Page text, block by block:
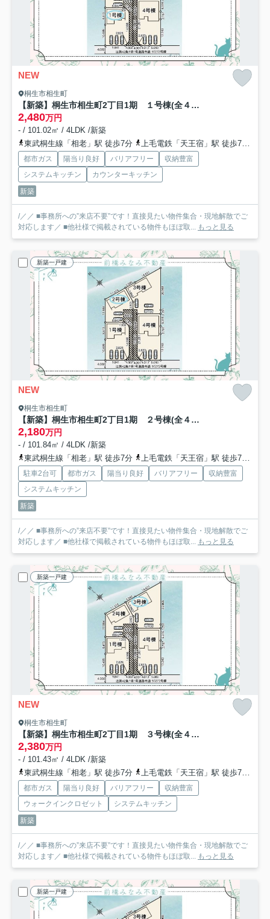
NEW
桐生市相生町
【新築】桐生市相生町2丁目1期 １号棟(全４棟) リナージュ 新築建売分譲
2,480万円
- / 101.02㎡ / 4LDK /新築
東武桐生線「相老」駅 徒歩7分
上毛電鉄「天王宿」駅 徒歩7分
都市ガス 陽当り良好 バリアフリー
収納豊富
システムキッチン
カウンターキッチン
新築
/／／ ■事務所への”来店不要”です！直接見たい物件集合・現地解散でご
対応します／ ■他社様で掲載されている物件もほぼ取... もっと見る
新築一戸建
NEW
桐生市相生町
【新築】桐生市相生町2丁目1期 ２号棟(全４棟) リナージュ 新築建売分譲
2,180万円
- / 101.84㎡ / 4LDK /新築
東武桐生線「相老」駅 徒歩7分
上毛電鉄「天王宿」駅 徒歩7分
駐車2台可 都市ガス 陽当り良好 バリアフリー
収納豊富
システムキッチン
新築
/／／ ■事務所への”来店不要”です！直接見たい物件集合・現地解散でご
対応します／ ■他社様で掲載されている物件もほぼ取... もっと見る
新築一戸建
NEW
桐生市相生町
【新築】桐生市相生町2丁目1期 ３号棟(全４棟) リナージュ 新築建売分譲
2,380万円
- / 101.43㎡ / 4LDK /新築
東武桐生線「相老」駅 徒歩7分
上毛電鉄「天王宿」駅 徒歩7分
都市ガス 陽当り良好 バリアフリー
収納豊富
ウォークインクロゼット
システムキッチン
新築
/／／ ■事務所への”来店不要”です！直接見たい物件集合・現地解散でご
対応します／ ■他社様で掲載されている物件もほぼ取... もっと見る
新築一戸建